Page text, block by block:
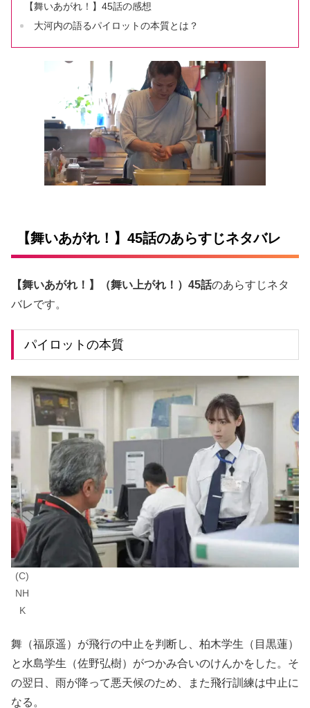
【舞いあがれ！】45話の感想
大河内の語るパイロットの本質とは？
【舞いあがれ！】45話のあらすじネタバレ
【舞いあがれ！】（舞い上がれ！）45話のあらすじネタ
バレです。
パイロットの本質
(C)
NH
K
舞（福原遥）が飛行の中止を判断し、柏木学生（目黒蓮）
と水島学生（佐野弘樹）がつかみ合いのけんかをした。そ
の翌日、雨が降って悪天候のため、また飛行訓練は中止に
なる。